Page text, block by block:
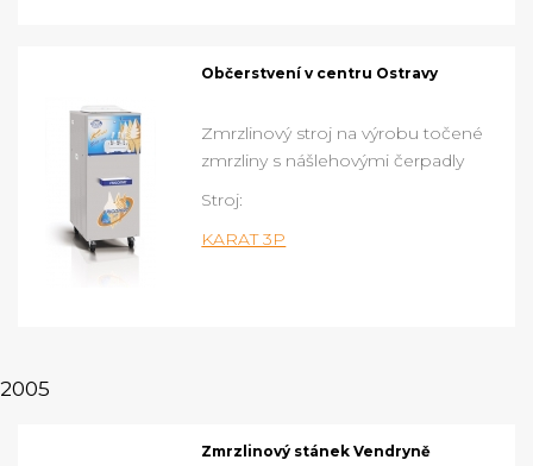
Občerstvení v centru Ostravy
Zmrzlinový stroj na výrobu točené
zmrzliny s nášlehovými čerpadly
Stroj:
KARAT 3P
2005
Zmrzlinový stánek Vendryně